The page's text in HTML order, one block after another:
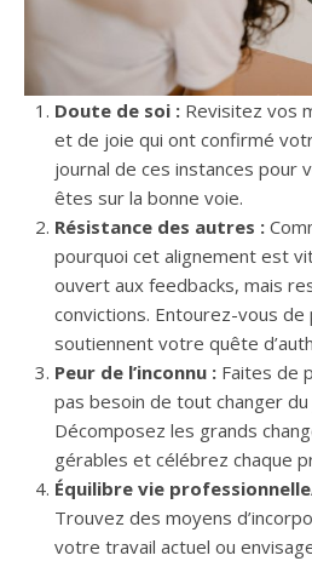
Doute de soi : Revisitez vos
et de joie qui ont confirmé
journal de ces instances pour
êtes sur la bonne voie.
Résistance des autres :
pourquoi cet alignement est
ouvert aux feedbacks, mais
convictions. Entourez-vous de
soutiennent votre quête
Peur de l’inconnu : Faites de
pas besoin de tout changer du
Décomposez les grands
gérables et célébrez chaque
Équilibre vie
Trouvez des moyens
votre travail actuel ou